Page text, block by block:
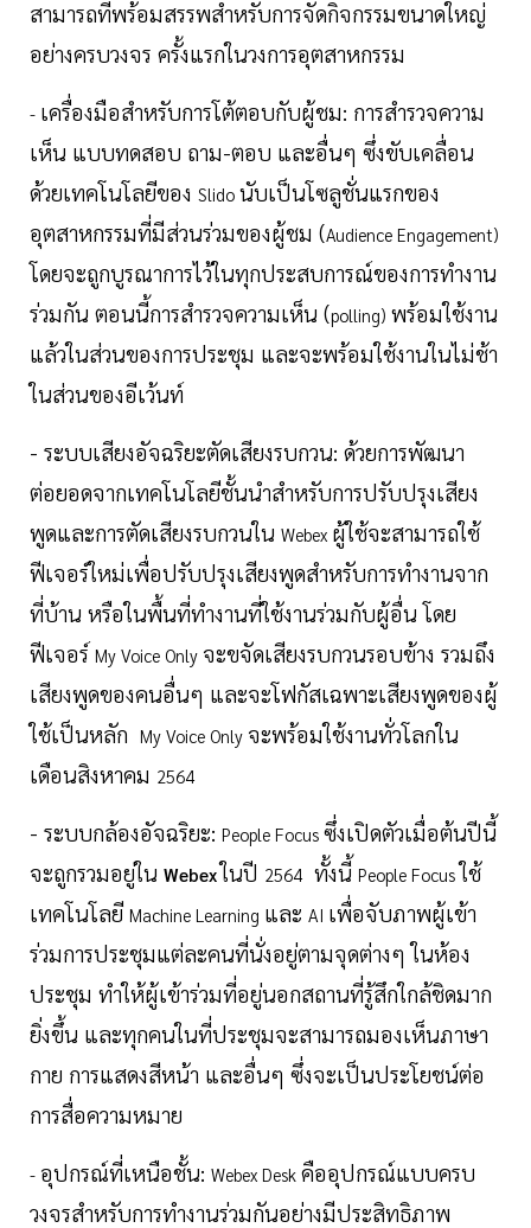
สามารถที่พร้อมสรรพสำหรับการจัดกิจกรรมขนาดใหญ่
อย่างครบวงจร ครั้งแรกในวงการอุตสาหกรรม
- เครื่องมือสำหรับการโต้ตอบกับผู้ชม: การสำรวจความ
เห็น แบบทดสอบ ถาม-ตอบ และอื่นๆ ซึ่งขับเคลื่อน
ด้วยเทคโนโลยีของ Slido นับเป็นโซลูชั่นแรกของ
อุตสาหกรรมที่มีส่วนร่วมของผู้ชม (Audience Engagement)
โดยจะถูกบูรณาการไว้ในทุกประสบการณ์ของการทำงาน
ร่วมกัน ตอนนี้การสำรวจความเห็น (polling) พร้อมใช้งาน
แล้วในส่วนของการประชุม และจะพร้อมใช้งานในไม่ช้า
ในส่วนของอีเว้นท์
- ระบบเสียงอัจฉริยะตัดเสียงรบกวน: ด้วยการพัฒนา
ต่อยอดจากเทคโนโลยีชั้นนำสำหรับการปรับปรุงเสียง
พูดและการตัดเสียงรบกวนใน Webex ผู้ใช้จะสามารถใช้
ฟีเจอร์ใหม่เพื่อปรับปรุงเสียงพูดสำหรับการทำงานจาก
ที่บ้าน หรือในพื้นที่ทำงานที่ใช้งานร่วมกับผู้อื่น โดย
ฟีเจอร์ My Voice Only จะขจัดเสียงรบกวนรอบข้าง รวมถึง
เสียงพูดของคนอื่นๆ และจะโฟกัสเฉพาะเสียงพูดของผู้
ใช้เป็นหลัก My Voice Only จะพร้อมใช้งานทั่วโลกใน
เดือนสิงหาคม 2564
- ระบบกล้องอัจฉริยะ: People Focus ซึ่งเปิดตัวเมื่อต้นปีนี้
จะถูกรวมอยู่ใน Webexในปี 2564 ทั้งนี้ People Focus ใช้
เทคโนโลยี Machine Learning และ AI เพื่อจับภาพผู้เข้า
ร่วมการประชุมแต่ละคนที่นั่งอยู่ตามจุดต่างๆ ในห้อง
ประชุม ทำให้ผู้เข้าร่วมที่อยู่นอกสถานที่รู้สึกใกล้ชิดมาก
ยิ่งขึ้น และทุกคนในที่ประชุมจะสามารถมองเห็นภาษา
กาย การแสดงสีหน้า และอื่นๆ ซึ่งจะเป็นประโยชน์ต่อ
การสื่อความหมาย
- อุปกรณ์ที่เหนือชั้น: Webex Desk คืออุปกรณ์แบบครบ
วงจรสำหรับการทำงานร่วมกันอย่างมีประสิทธิภาพ